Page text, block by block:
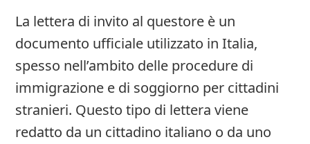
La lettera di invito al questore è un
documento ufficiale utilizzato in Italia,
spesso nell’ambito delle procedure di
immigrazione e di soggiorno per cittadini
stranieri. Questo tipo di lettera viene
redatto da un cittadino italiano o da uno